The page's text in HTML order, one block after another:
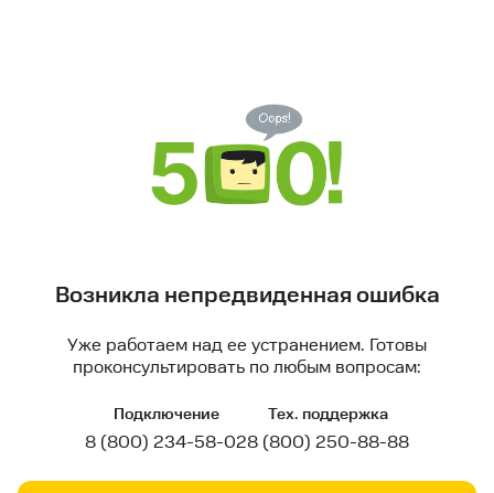
Возникла непредвиденная ошибка
Уже работаем над ее устранением. Готовы
проконсультировать по любым вопросам:
Подключение
8 (800) 234-58-02
Тех. поддержка
8 (800) 250-88-88